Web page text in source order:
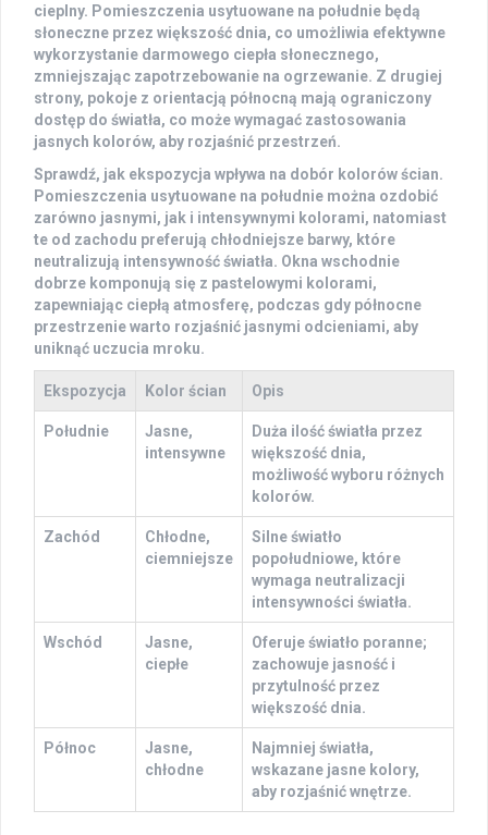
cieplny. Pomieszczenia usytuowane na południe będą
słoneczne przez większość dnia, co umożliwia efektywne
wykorzystanie darmowego ciepła słonecznego,
zmniejszając zapotrzebowanie na ogrzewanie. Z drugiej
strony, pokoje z orientacją północną mają ograniczony
dostęp do światła, co może wymagać zastosowania
jasnych kolorów, aby rozjaśnić przestrzeń.
Sprawdź, jak ekspozycja wpływa na dobór kolorów ścian.
Pomieszczenia usytuowane na południe można ozdobić
zarówno jasnymi, jak i intensywnymi kolorami, natomiast
te od zachodu preferują chłodniejsze barwy, które
neutralizują intensywność światła. Okna wschodnie
dobrze komponują się z pastelowymi kolorami,
zapewniając ciepłą atmosferę, podczas gdy północne
przestrzenie warto rozjaśnić jasnymi odcieniami, aby
uniknąć uczucia mroku.
Ekspozycja Kolor ścian Opis
Południe
Jasne,
intensywne
Duża ilość światła przez
większość dnia,
możliwość wyboru różnych
kolorów.
Zachód
Chłodne,
ciemniejsze
Silne światło
popołudniowe, które
wymaga neutralizacji
intensywności światła.
Wschód
Jasne,
ciepłe
Oferuje światło poranne;
zachowuje jasność i
przytulność przez
większość dnia.
Północ
Jasne,
chłodne
Najmniej światła,
wskazane jasne kolory,
aby rozjaśnić wnętrze.